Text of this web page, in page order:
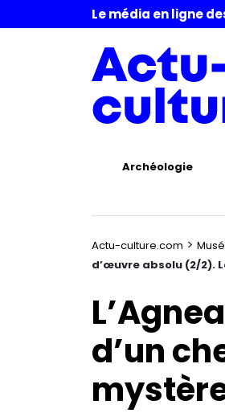
Le média en ligne
Archéologie
Actu-culture.com >
d’œuvre absolu (2/2).
d’un